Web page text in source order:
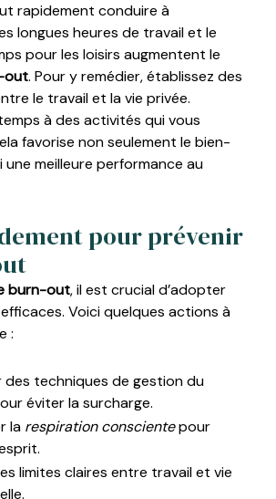
rapidement conduire à
longues heures de travail et le
pour les loisirs augmentent le
out. Pour y remédier, établissez des
le travail et la vie privée.
à des activités qui vous
favorise non seulement le bien-
une meilleure performance au
pour prévenir
burn-out, il est crucial d’adopter
Voici quelques actions à
:
techniques de gestion du
éviter la surcharge.
la respiration conscientepour
limites claires entre travail et vie